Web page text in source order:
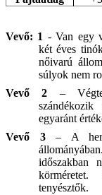
Vevő: 1 - Van egy
két éves
nőivarú
súlyok nem
Vevő 2 –
egyaránt
Vevő 3– A here
időszakban
tenyésztők.